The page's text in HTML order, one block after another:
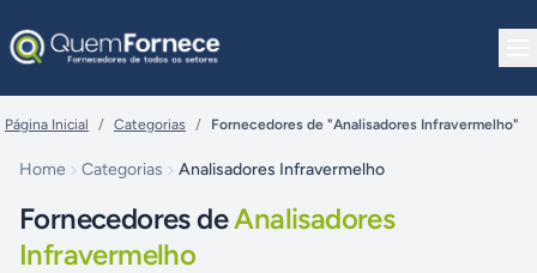
Página Inicial / Categorias / Fornecedores de "Analisadores Infravermelho"
Home Categorias Analisadores Infravermelho
Fornecedores deAnalisadores
Infravermelho